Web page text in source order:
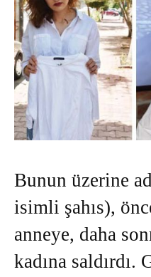
Bunun üzerine
isimli şahıs),
anneye, daha
kadına saldırdı.